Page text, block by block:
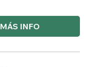
MÁS INFO